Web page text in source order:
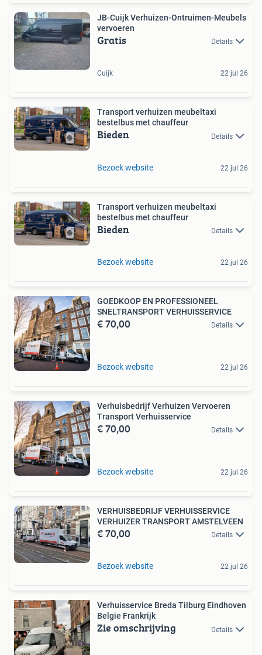
JB-Cuijk Verhuizen-Ontruimen-Meubels
vervoeren
Gratis Details
Cuijk 22 jul 26
Transport verhuizen meubeltaxi
bestelbus met chauffeur
Bieden Details
Bezoek website 22 jul 26
Transport verhuizen meubeltaxi
bestelbus met chauffeur
Bieden Details
Bezoek website 22 jul 26
GOEDKOOP EN PROFESSIONEEL
SNELTRANSPORT VERHUISSERVICE
€ 70,00 Details
Bezoek website 22 jul 26
Verhuisbedrijf Verhuizen Vervoeren
Transport Verhuisservice
€ 70,00 Details
Bezoek website 22 jul 26
VERHUISBEDRIJF VERHUISSERVICE
VERHUIZER TRANSPORT AMSTELVEEN
€ 70,00 Details
Bezoek website 22 jul 26
Verhuisservice Breda Tilburg Eindhoven
Belgie Frankrijk
Zie omschrijving Details